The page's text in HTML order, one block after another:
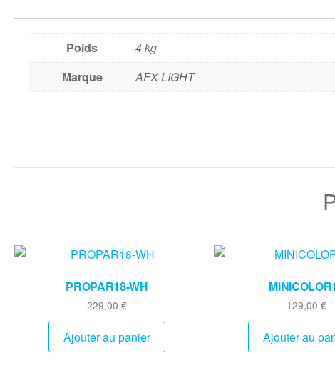
Poids
4 kg
Marque
AFX LIGHT
PROPAR18-WH
229,00 €
Ajouter au panier
129,00 €
Ajouter au